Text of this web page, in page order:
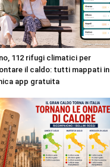
112 rifugi climatici per
il caldo: tutti mappati in
app gratuita